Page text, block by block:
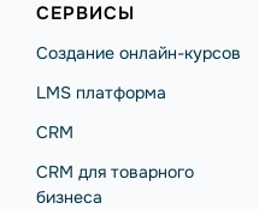
СЕРВИСЫ
Создание онлайн-курсов
LMS платформа
CRM
CRM для товарного
бизнеса